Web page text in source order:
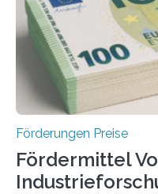
Förderungen Preise
Fördermittel